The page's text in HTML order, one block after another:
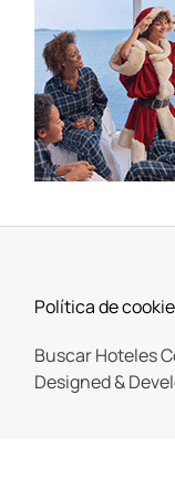
Buscar Hoteles
Designed &
Política de